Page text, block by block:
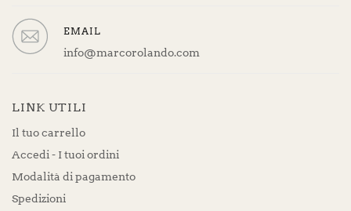
EMAIL
info@marcorolando.com
LINK UTILI
Il tuo carrello
Accedi - I tuoi ordini
Modalità di pagamento
Spedizioni